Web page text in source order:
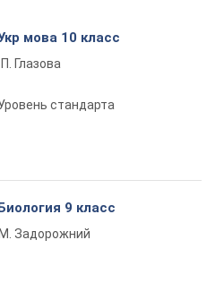
мова 10 класс
Глазова
стандарта
9 класс
Задорожний